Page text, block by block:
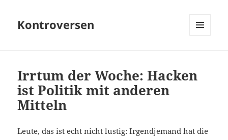
Kontroversen
Irrtum der Woche: Hacken
ist Politik mit anderen
Mitteln
Leute, das ist echt nicht lustig: Irgendjemand hat die